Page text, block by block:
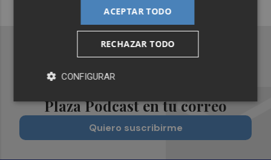
Recibe toda la actualidad de
Plaza Podcast en tu correo
Quiero suscribirme
ACEPTAR TODO
RECHAZAR TODO
CONFIGURAR